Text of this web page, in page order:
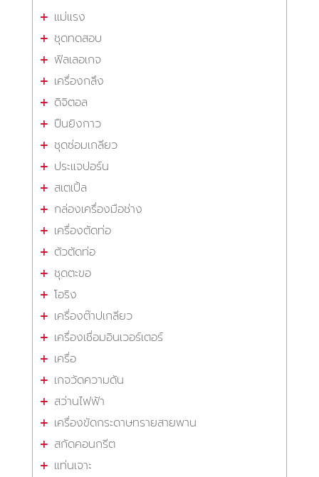
แม่แรง
ชุดทดสอบ
ฟิลเลอเกจ
เครื่องกลึง
ดิจิตอล
ปืนยิงกาว
ชุดซ่อมเกลียว
ประแจปอร์น
สเตเปิ้ล
กล่องเครื่องมือช่าง
เครื่องตัดท่อ
ตัวตัดท่อ
ชุดตะขอ
โอริง
เครื่องต๊าปเกลียว
เครื่องเชื่อมอินเวอร์เตอร์
เครื่อ
เกจวัดความดัน
สว่านไฟฟ้า
เครื่องขัดกระดาษทรายสายพาน
สกัดคอนกรีต
แท่นเจาะ